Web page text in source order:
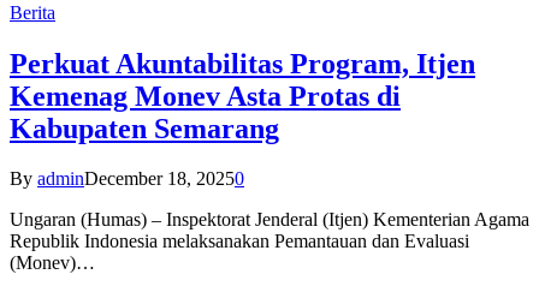
Berita
Perkuat Akuntabilitas Program, Itjen
Kemenag Monev Asta Protas di
Kabupaten Semarang
By adminDecember 18, 20250
Ungaran (Humas) – Inspektorat Jenderal (Itjen) Kementerian Agama
Republik Indonesia melaksanakan Pemantauan dan Evaluasi
(Monev)…